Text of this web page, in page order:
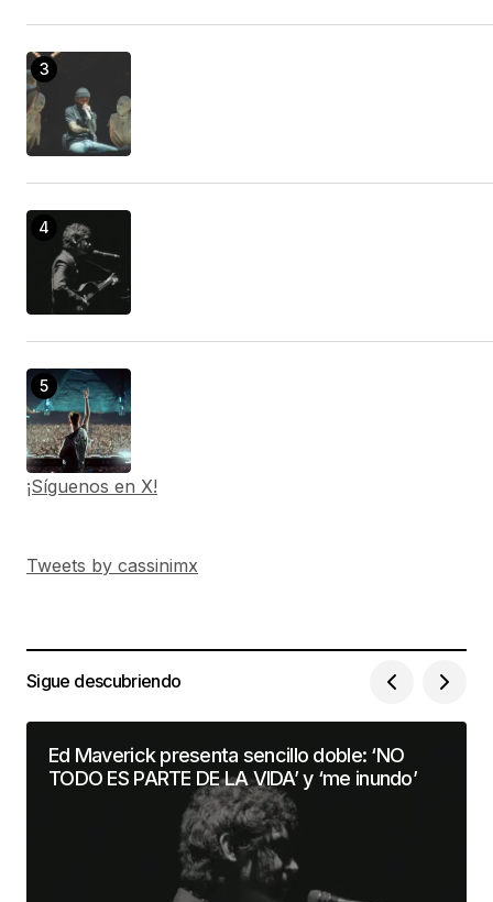
¡Síguenos en X!
Tweets by cassinimx
Sigue descubriendo
Ed Maverick presenta sencillo doble: ‘NO
TODO ES PARTE DE LA VIDA’ y ‘me inundo’